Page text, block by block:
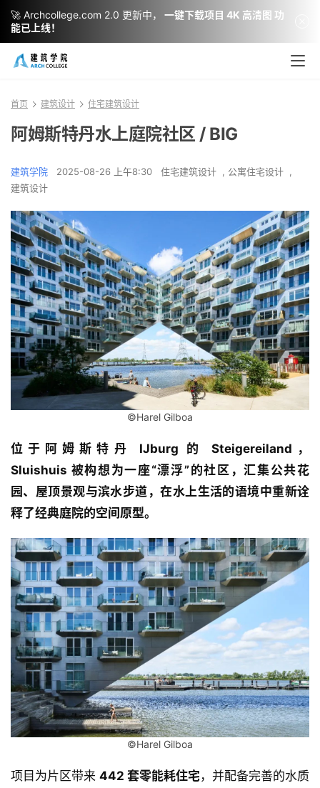
首页 建筑设计 住宅建筑设计
阿姆斯特丹水上庭院社区 / BIG
建筑学院 2025-08-26 上午8:30 住宅建筑设计 , 公寓住宅设计 ,
建筑设计
©Harel Gilboa
位于阿姆斯特丹 IJburg 的 Steigereiland，
Sluishuis 被构想为一座“漂浮”的社区，汇集公共花
园、屋顶景观与滨水步道，在水上生活的语境中重新诠
释了经典庭院的空间原型。
©Harel Gilboa
项目为片区带来 442 套零能耗住宅，并配备完善的水质
🚀 Archcollege.com 2.0 更新中，
一键下载项目 4K 高清图 功
能已上线！